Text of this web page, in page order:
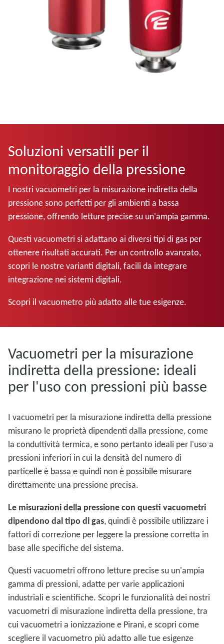
Soluzioni versatili per il
monitoraggio della pressione
I nostri vacuometri per la misurazione indiretta della
pressione sono perfetti per gli ambienti a bassa
pressione, offrendo letture precise su un'ampia gamma.
Questi vacuometri si adattano ai diversi tipi di gas per
ottenere risultati accurati. Per un controllo avanzato,
scopri le nostre varianti digitali, facili da integrare
integrazione nei sistemi digitali.
Scopri il vacuometro più adatto alle tue esigenze.
Vacuometri per la misurazione
indiretta della pressione: ideali
per l'uso con pressioni più basse
I vacuometri per la misurazione indiretta della pressione
misurano le proprietà dipendenti dalla pressione, come
la conduttività termica, e sono pertanto ideali per l'uso a
pressioni inferiori in cui la densità del numero di
particelle è bassa e quindi non è possibile misurare
direttamente una pressione precisa.
Le misurazioni della pressione con questi vacuometri
dipendono dal tipo di gas, quindi è possibile utilizzare i
fattori di correzione per leggere la pressione corretta in
base alle specifiche del sistema.
Questi vacuometri offrono letture precise su un'ampia
gamma di pressioni, adatte per varie applicazioni
industriali e scientifiche. Scopri le funzionalità dei nostri
vacuometri di misurazione indiretta della pressione, tra
cui vacuometri a ionizzazione e Pirani, e scopri come
scegliere il vacuometro più adatto alle tue esigenze